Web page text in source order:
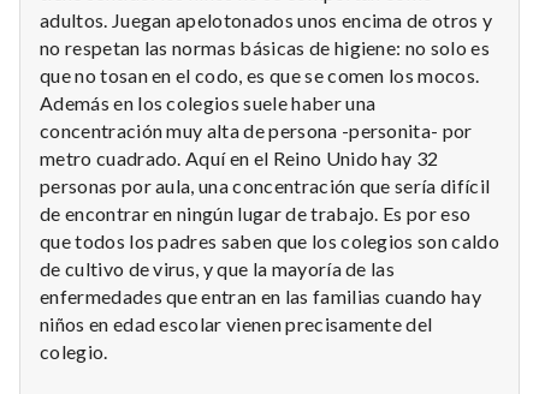
adultos. Juegan apelotonados unos encima de otros y
no respetan las normas básicas de higiene: no solo es
que no tosan en el codo, es que se comen los mocos.
Además en los colegios suele haber una
concentración muy alta de persona -personita- por
metro cuadrado. Aquí en el Reino Unido hay 32
personas por aula, una concentración que sería difícil
de encontrar en ningún lugar de trabajo. Es por eso
que todos los padres saben que los colegios son caldo
de cultivo de virus, y que la mayoría de las
enfermedades que entran en las familias cuando hay
niños en edad escolar vienen precisamente del
colegio.